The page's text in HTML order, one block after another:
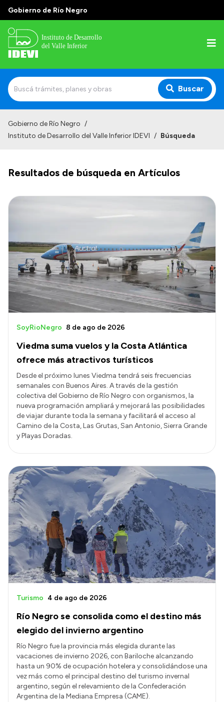
Gobierno de Río Negro
Buscar
Normativa
Gobierno de Río Negro /
Instituto de Desarrollo del Valle Inferior IDEVI / Búsqueda
Resultados de búsqueda en Artículos
Viedma suma vuelos y la Costa Atlántica
ofrece más atractivos turísticos
SoyRioNegro 8 de ago de 2026
Desde el próximo lunes Viedma tendrá seis frecuencias
semanales con Buenos Aires. A través de la gestión
colectiva del Gobierno de Río Negro con organismos, la
nueva programación ampliará y mejorará las posibilidades
de viajar durante toda la semana y facilitará el acceso al
Camino de la Costa, Las Grutas, San Antonio, Sierra Grande
y Playas Doradas.
Río Negro se consolida como el destino más
elegido del invierno argentino
Turismo 4 de ago de 2026
Río Negro fue la provincia más elegida durante las
vacaciones de invierno 2026, con Bariloche alcanzando
hasta un 90% de ocupación hotelera y consolidándose una
vez más como el principal destino del turismo invernal
argentino, según el relevamiento de la Confederación
Argentina de la Mediana Empresa (CAME).